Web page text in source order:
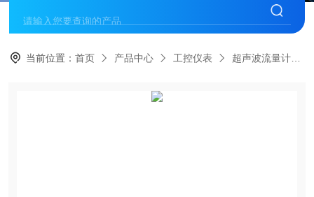
当前位置：首页 产品中心 工控仪表 超声波流量计